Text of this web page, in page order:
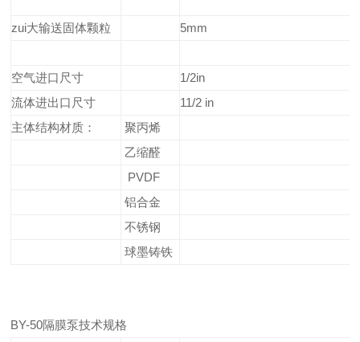
zui大输送固体颗粒 5mm
空气进口尺寸
1/2in
流体进出口尺寸
11/2 in
主体结构材质：
聚丙烯
乙缩醛
PVDF
铝合金
不锈钢
球墨铸铁
BY-50隔膜泵技术规格